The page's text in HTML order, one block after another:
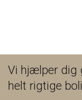
Vi hjælper dig
helt rigtige